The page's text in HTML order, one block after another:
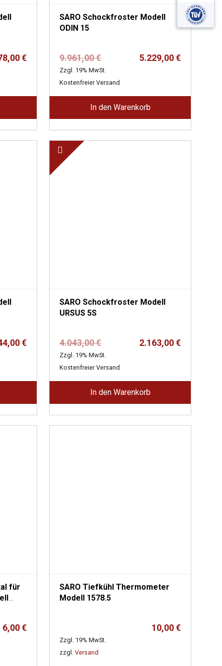
€
SARO Schockfroster Modell
ODIN 15
9.961,00€Ursprünglicher
Preis
war:
9.961,00 €
5.229,00€
Aktueller
Preis
ist:
5.229,00 €.
Zzgl. 19% MwSt.
Kostenfreier Versand
In den Warenkorb
€
SARO Schockfroster Modell
URSUS 5S
4.043,00€Ursprünglicher
Preis
war:
4.043,00 €
2.163,00€
Aktueller
Preis
ist:
2.163,00 €.
Zzgl. 19% MwSt.
Kostenfreier Versand
In den Warenkorb
für
6,00€
SARO Tiefkühl Thermometer
Modell 1578.5
10,00€
Zzgl. 19% MwSt.
zzgl.Versand